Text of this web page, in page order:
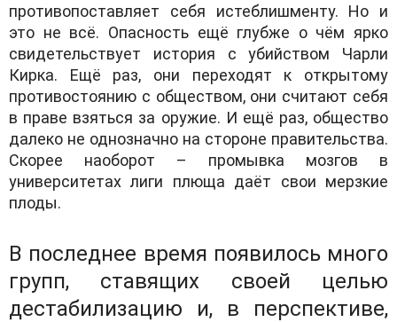
противопоставляет себя истеблишменту. Но и
это не всё. Опасность ещё глубже о чём ярко
свидетельствует история с убийством Чарли
Кирка. Ещё раз, они переходят к открытому
противостоянию с обществом, они считают себя
в праве взяться за оружие. И ещё раз, общество
далеко не однозначно на стороне правительства.
Скорее наоборот – промывка мозгов в
университетах лиги плюща даёт свои мерзкие
плоды.
В последнее время появилось много
групп, ставящих своей целью
дестабилизацию и, в перспективе,